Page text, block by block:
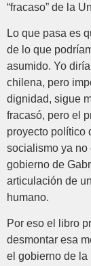
“fracaso” de la
Lo que pasa es
de lo que
asumido. Yo
chilena, pero
dignidad, sigue
fracasó, pero el
proyecto político
socialismo ya no
gobierno de
articulación de
humano.
Por eso el libro
desmontar esa
el gobierno de la